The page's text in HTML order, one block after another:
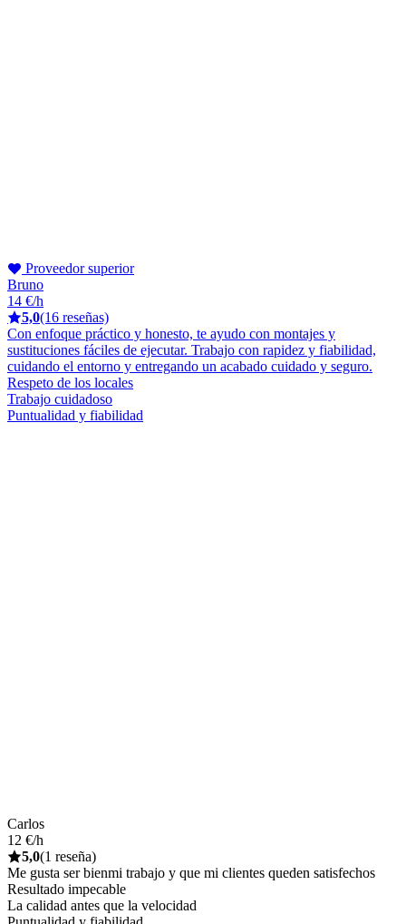
Proveedor superior
Bruno
14 €/h
5,0(16 reseñas)
Con enfoque práctico y honesto, te ayudo con montajes y
sustituciones fáciles de ejecutar. Trabajo con rapidez y fiabilidad,
cuidando el entorno y entregando un acabado cuidado y seguro.
Respeto de los locales
Trabajo cuidadoso
Puntualidad y fiabilidad
Carlos
12 €/h
5,0(1 reseña)
Me gusta ser bienmi trabajo y que mi clientes queden satisfechos
Resultado impecable
La calidad antes que la velocidad